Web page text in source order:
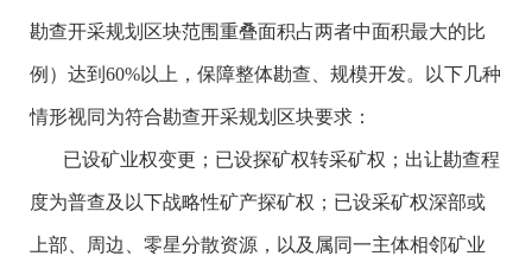
勘查开采规划区块范围重叠面积占两者中面积最大的比
例）达到60%以上，保障整体勘查、规模开发。以下几种
情形视同为符合勘查开采规划区块要求：
已设矿业权变更；已设探矿权转采矿权；出让勘查程
度为普查及以下战略性矿产探矿权；已设采矿权深部或
上部、周边、零星分散资源，以及属同一主体相邻矿业